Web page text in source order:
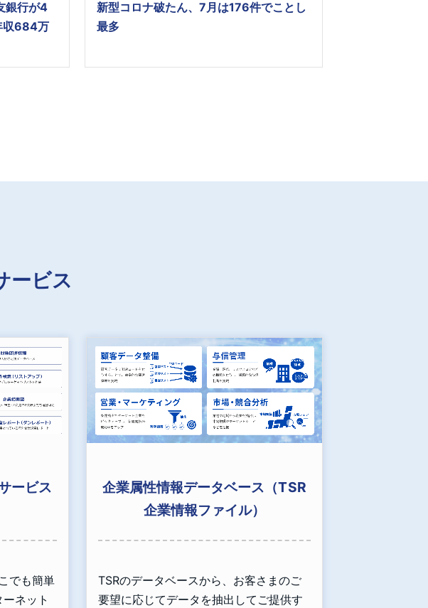
銀行が4
収684万
新型コロナ破たん、7月は176件でことし
最多
ービス
ービス
でも簡単
ネット
企業属性情報データベース（TSR
企業情報ファイル）
TSRのデータベースから、お客さまのご
要望に応じてデータを抽出してご提供す